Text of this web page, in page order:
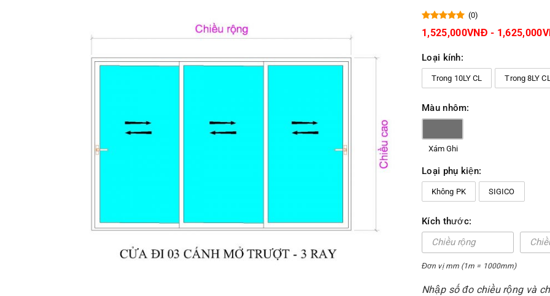
(0)
1,525,000VNĐ -
Loại kính:
Trong 10LY CL Trong 8LY CL
Màu nhôm:
Xám Ghi
Loại phụ kiện:
Không PK SIGICO
Kích thước:
Đơn vị mm (1m = 1000mm)
Nhập số đo chiều rộng và